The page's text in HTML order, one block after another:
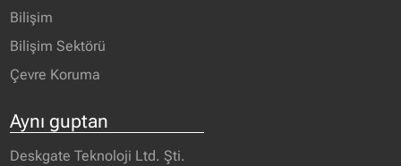
Bilişim
Bilişim Sektörü
Çevre Koruma
Aynı guptan
Deskgate Teknoloji Ltd. Şti.